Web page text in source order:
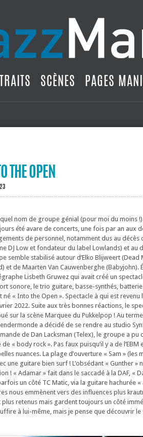
SCÈNES PAGES
THE OPEN
nom de groupe génial (pour moi du moins
été avare de concerts, une fois par an aux
de personnel, notamment dus au décès
DJ Low et fondateur du label Lowlands) et au
semble stabilisé autour d’Elko Blijweert (Dead
et de Maarten Van Cauwenberghe (Babyjohn).
Lisbeth Gruwez qui avait créé un
sonore, le trio guitare, basse-synthés, batterie
né « Into the Open ». Spectacle à qui est
2022. Suite aux très bonnes réactions, le
sur la scène Marquee du Pukkelpop ! Au
a décidé de se rendre au studio
de Dan Lacksman (Telex), le groupe a pu
« body rock ». Pas faux puisqu’il y a de
nuances. La plage d’ouverture « Sam »
une guitare bien surf ! L’obsédant « Gunther »
! « Adamar » fait dans le saccadé à la DAF, «
un côté TC Matic, via la guitare hachurée «
nous emmènent vers des influences plus
plus retenus mais gardent toujours un côté
à lui-même, mais je pense que découvrir